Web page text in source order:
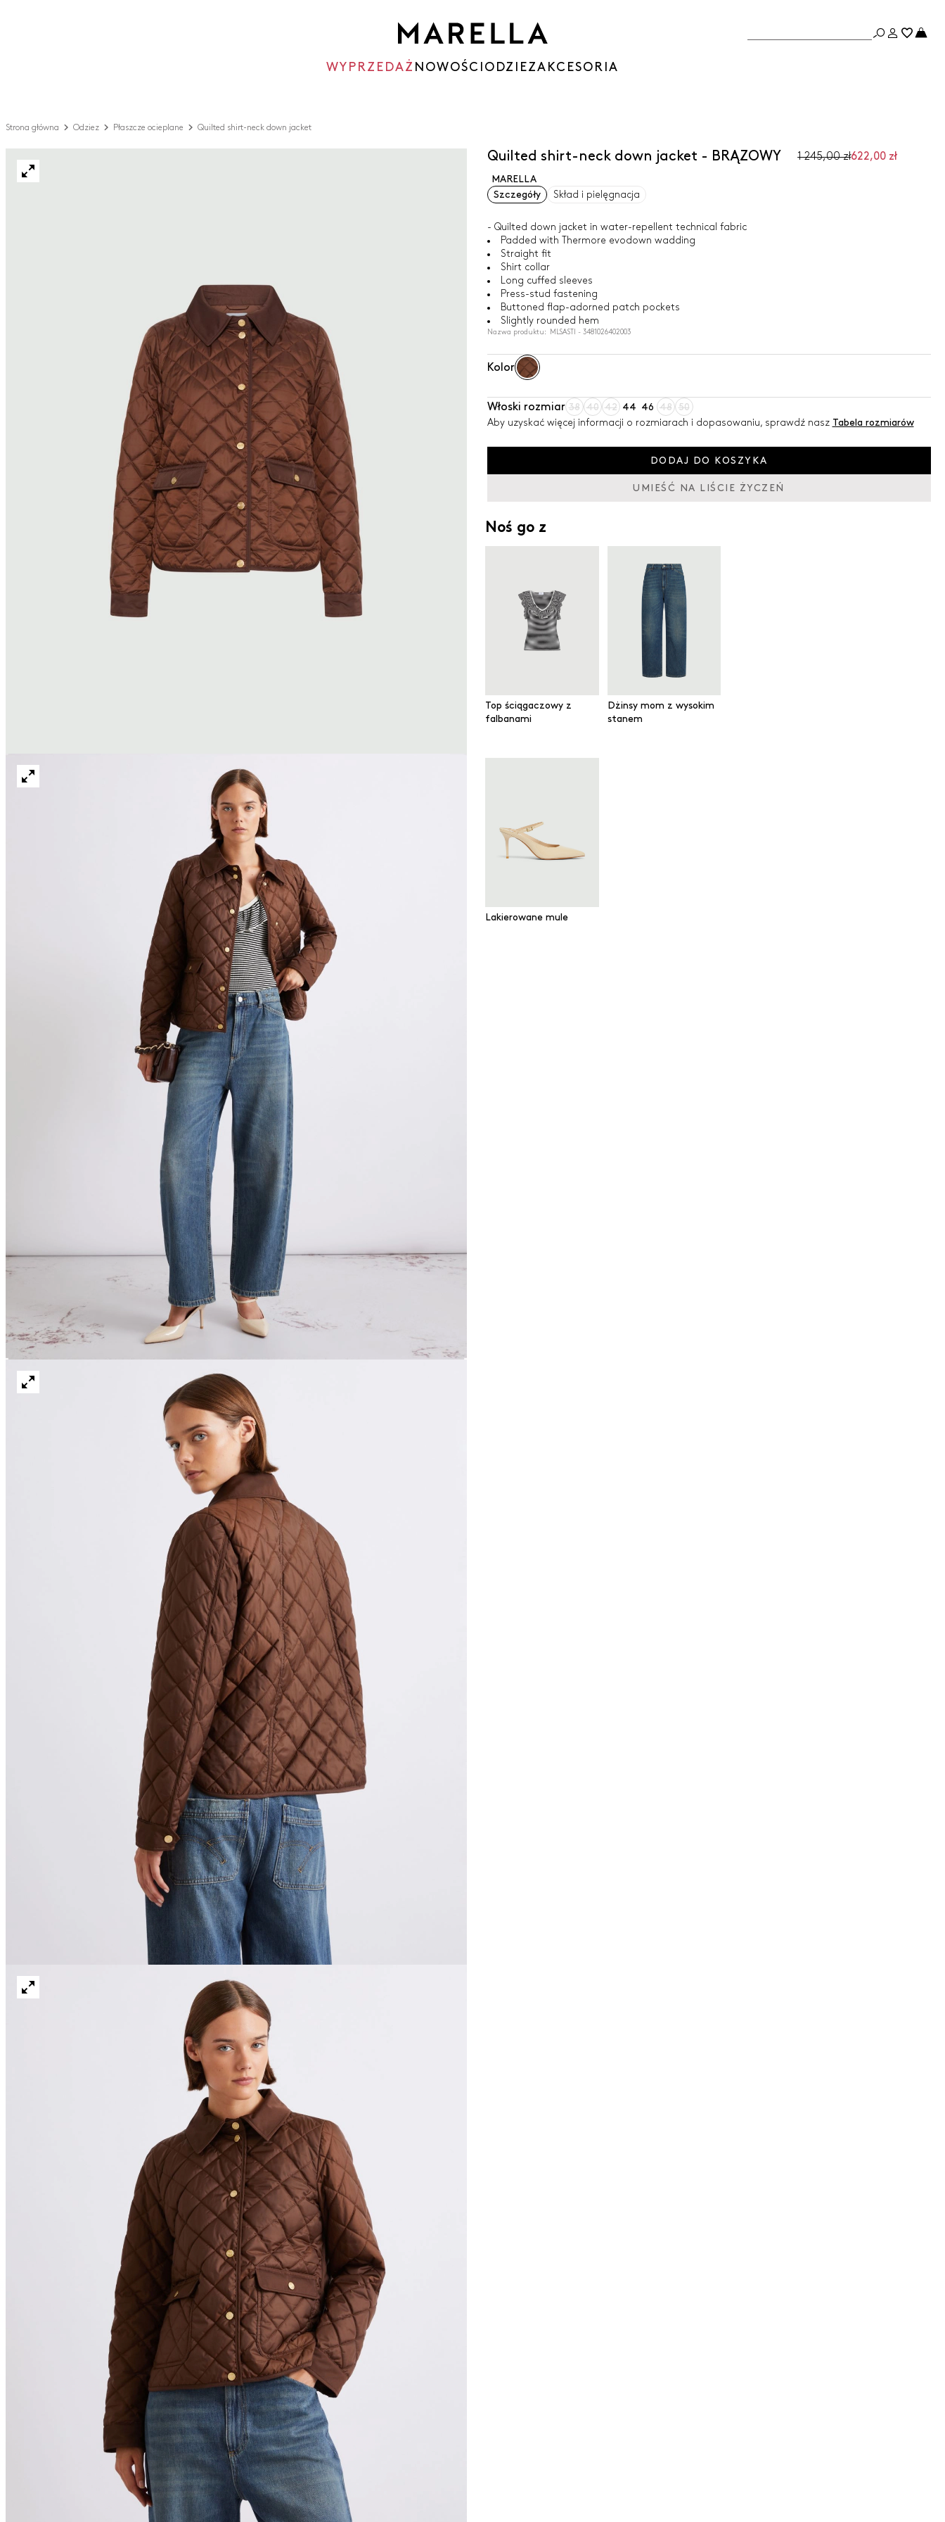
WYPRZEDAŻ NOWOŚCI ODZIEZAKCESORIA
Strona główna Odziez Płaszcze ocieplane Quilted shirt-neck down jacket
Quilted shirt-neck down jacket - BRĄZOWY 1 245,00 zł622,00 zł
MARELLA
Szczegóły
Skład i pielęgnacja
- Quilted down jacket in water-repellent technical fabric
Padded with Thermore evodown wadding
Straight fit
Shirt collar
Long cuffed sleeves
Press-stud fastening
Buttoned flap-adorned patch pockets
Slightly rounded hem
Nazwa produktu: MLSASTI - 3481026402003
Kolor
Włoski rozmiar 38 40 42 44 46 48
50
Aby uzyskać więcej informacji o rozmiarach i dopasowaniu, sprawdź nasz Tabela rozmiarów
DODAJ DO KOSZYKA
UMIEŚĆ NA LIŚCIE ŻYCZEŃ
Noś go z
Top ściągaczowy z
falbanami
Dżinsy mom z wysokim
stanem
Lakierowane mule